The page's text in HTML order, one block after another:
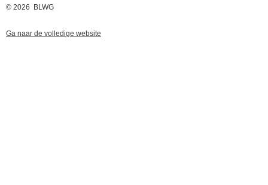
© 2026 BLWG
Ga naar de volledige website